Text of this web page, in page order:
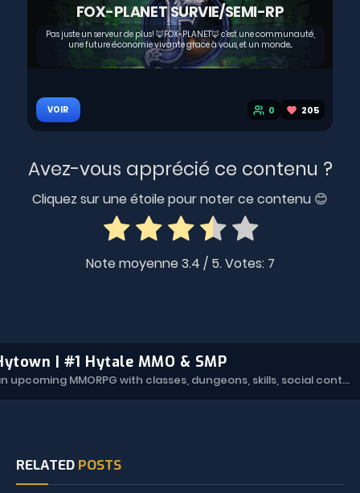
FOX-PLANET SURVIE/SEMI-RP
Pas juste un serveur de plus! 🦊FOX-PLANET🦊 c'est une communauté,
une future économie vivante grace à vous, et un monde...
VOIR 0 205
Avez-vous apprécié ce contenu ?
Cliquez sur une étoile pour noter ce contenu 😊
Note moyenne 3.4 / 5. Votes: 7
| #1 Hytale MMO & SMP
Hytown is an upcoming MMORPG with classes, dungeons, skills, social content, and more.
RELATED POSTS